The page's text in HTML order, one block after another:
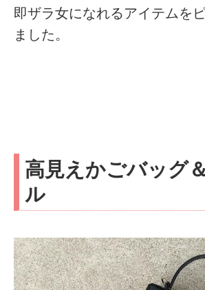
即ザラ女になれるアイテムを
ました。
高見えかごバッグ
ル